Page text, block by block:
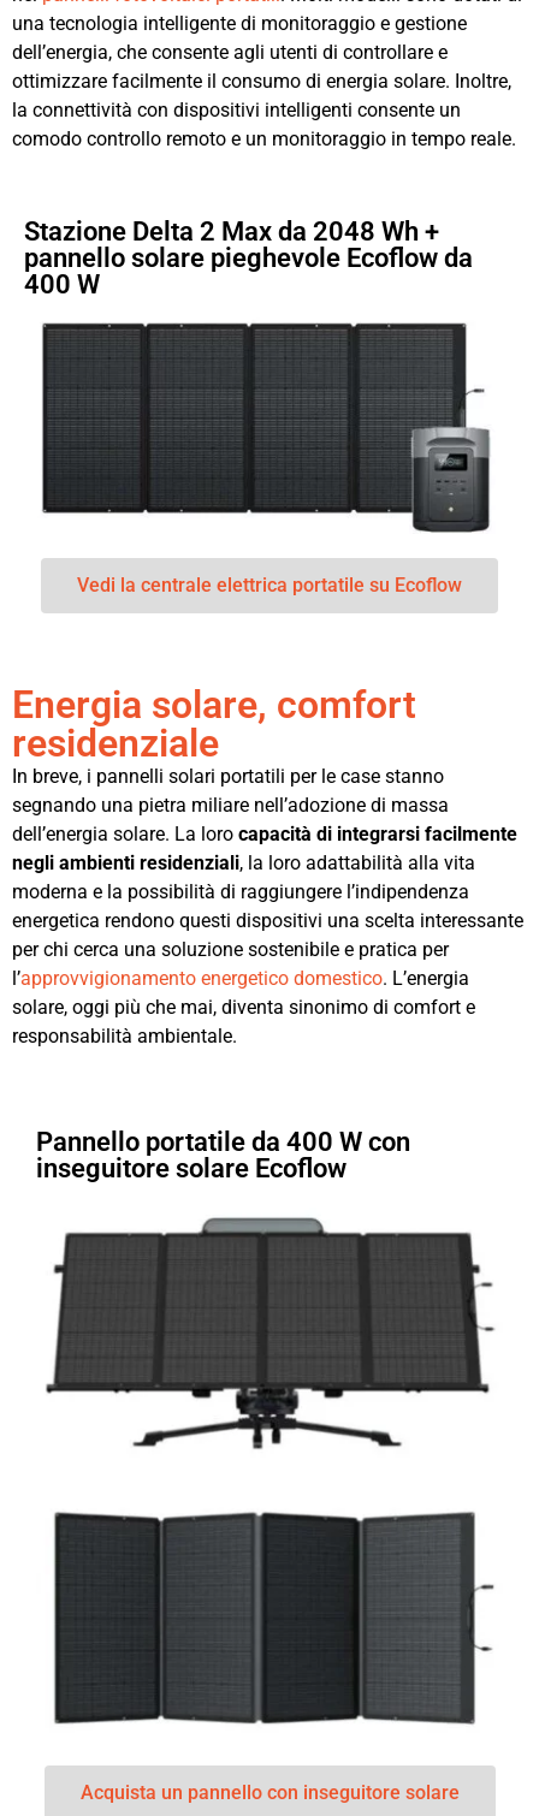
una tecnologia intelligente di monitoraggio e gestione
dell’energia, che consente agli utenti di controllare e
ottimizzare facilmente il consumo di energia solare. Inoltre,
la connettività con dispositivi intelligenti consente un
comodo controllo remoto e un monitoraggio in tempo reale.
Stazione Delta 2 Max da 2048 Wh +
pannello solare pieghevole Ecoflow da
400 W
Vedi la centrale elettrica portatile su Ecoflow
Energia solare, comfort
residenziale
In breve, i pannelli solari portatili per le case stanno
segnando una pietra miliare nell’adozione di massa
dell’energia solare. La loro capacità di integrarsi facilmente
negli ambienti residenziali, la loro adattabilità alla vita
moderna e la possibilità di raggiungere l’indipendenza
energetica rendono questi dispositivi una scelta interessante
per chi cerca una soluzione sostenibile e pratica per
l’approvvigionamento energetico domestico. L’energia
solare, oggi più che mai, diventa sinonimo di comfort e
responsabilità ambientale.
Pannello portatile da 400 W con
inseguitore solare Ecoflow
Acquista un pannello con inseguitore solare